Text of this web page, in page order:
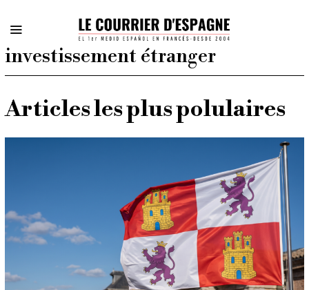
investissement étranger
Articles les plus polulaires